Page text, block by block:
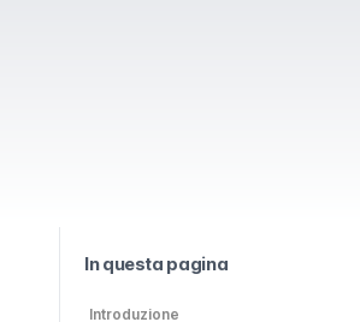
In questa pagina
Introduzione